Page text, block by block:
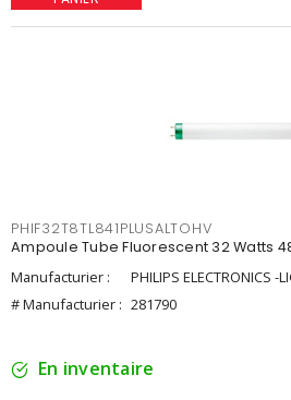
PHIF32T8TL841PLUSALTOHV
Ampoule Tube Fluorescent 32 Watts 48
Manufacturier :
PHILIPS ELECTRONICS -
# Manufacturier : 281790
En inventaire